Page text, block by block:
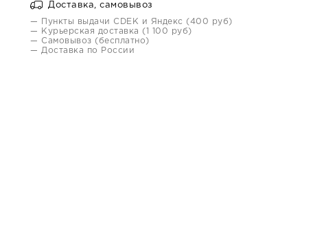
Доставка, самовывоз
— Пункты выдачи CDEK и Яндекс (400 руб)
— Курьерская доставка (1 100 руб)
— Самовывоз (бесплатно)
— Доставка по России